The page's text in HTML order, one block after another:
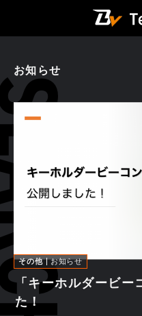
お知らせ
その他 お知らせ
「キーホルダービー
た！